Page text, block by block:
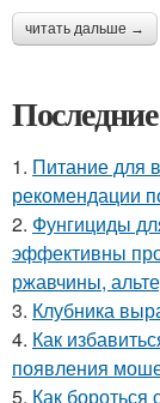
читать дальше →
1. Питание для
рекомендации
2. Фунгициды
эффективны
ржавчины,
3. Клубника
4. Как
появления
5. Как бороться